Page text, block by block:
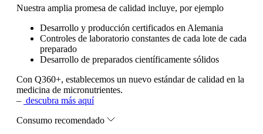
Nuestra amplia promesa de calidad incluye, por ejemplo
Desarrollo y producción certificados en Alemania
Controles de laboratorio constantes de cada lote de cada
preparado
Desarrollo de preparados científicamente sólidos
Con Q360+, establecemos un nuevo estándar de calidad en la
medicina de micronutrientes.
– descubra más aquí
Consumo recomendado